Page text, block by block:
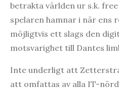
betrakta världen ur s.k.
spelaren hamnar i när ens
möjligtvis ett slags den
motsvarighet till Dantes
Inte underligt att
att omfattas av alla IT-